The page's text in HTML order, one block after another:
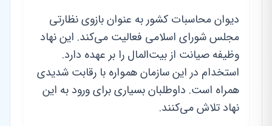
دیوان محاسبات کشور به عنوان بازوی نظارتی
مجلس شورای اسلامی فعالیت می‌کند. این نهاد
وظیفه صیانت از بیت‌المال را بر عهده دارد.
استخدام در این سازمان همواره با رقابت شدیدی
همراه است. داوطلبان بسیاری برای ورود به این
نهاد تلاش می‌کنند.